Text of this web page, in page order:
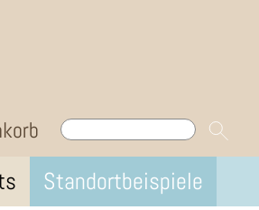
Standortbeispiele